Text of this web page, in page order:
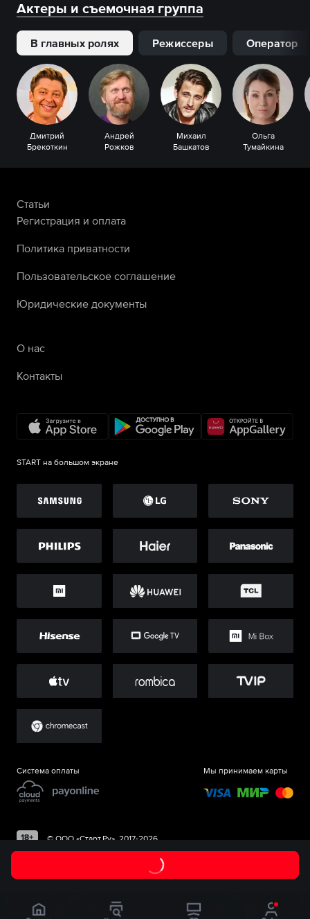
Актеры и съемочная группа
В главных ролях Режиссеры Оператор
Дмитрий
Брекоткин
Андрей
Рожков
Михаил
Башкатов
Ольга
Тумайкина
Статьи
Регистрация и оплата
Политика приватности
Пользовательское соглашение
Юридические документы
О нас
Контакты
START на большом экране
Система оплаты Мы принимаем карты
©ООО «Старт.Ру», 2017-2026